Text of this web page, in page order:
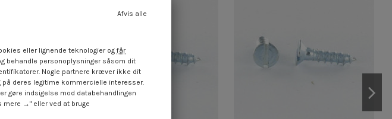
Afvis alle
eller lignende teknologier og får
behandle personoplysninger såsom dit
Nogle partnere kræver ikke dit
deres legitime kommercielle interesser.
gøre indsigelse mod databehandlingen
→" eller ved at bruge